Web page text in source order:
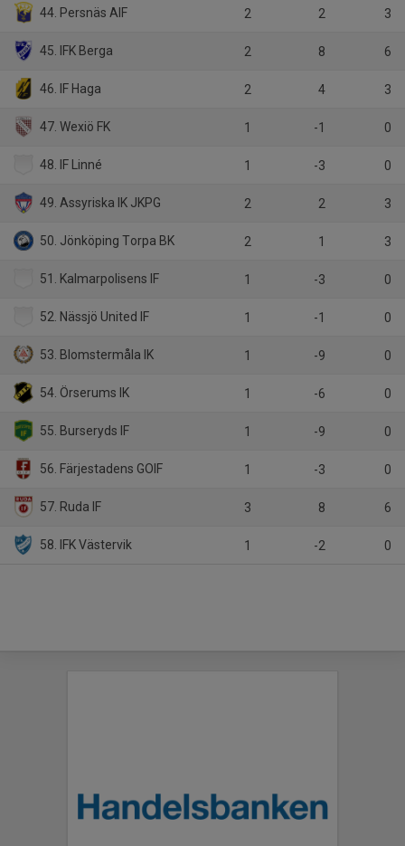
44. Persnäs AIF 2 2 3
45. IFK Berga 2 8 6
46. IF Haga 2 4 3
47. Wexiö FK 1 -1 0
48. IF Linné 1 -3 0
49. Assyriska IK JKPG 2 2 3
50. Jönköping Torpa BK 2 1 3
51. Kalmarpolisens IF 1 -3 0
52. Nässjö United IF 1 -1 0
53. Blomstermåla IK 1 -9 0
54. Örserums IK 1 -6 0
55. Burseryds IF 1 -9 0
56. Färjestadens GOIF 1 -3 0
57. Ruda IF 3 8 6
58. IFK Västervik 1 -2 0